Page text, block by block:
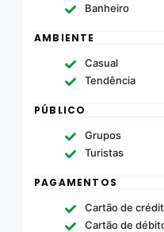
Banheiro
AMBIENTE
Casual
Tendência
PÚBLICO
Grupos
Turistas
PAGAMENTOS
Cartão de
Cartão de